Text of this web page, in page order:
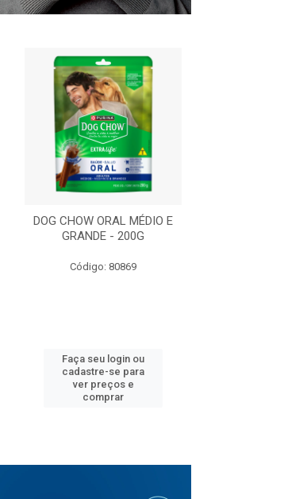
DOG CHOW ORAL MÉDIO E
GRANDE - 200G
Código: 80869
Faça seu login ou
cadastre-se para
ver preços e
comprar